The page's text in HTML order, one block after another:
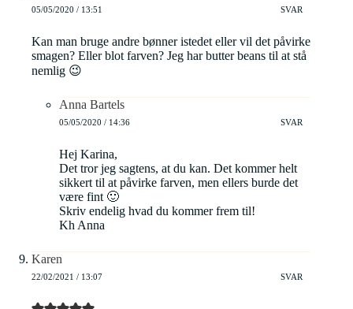
05/05/2020 / 13:51 SVAR
Kan man bruge andre bønner istedet eller vil det påvirke
smagen? Eller blot farven? Jeg har butter beans til at stå
nemlig 😉
Anna Bartels
05/05/2020 / 14:36 SVAR
Hej Karina,
Det tror jeg sagtens, at du kan. Det kommer helt
sikkert til at påvirke farven, men ellers burde det
være fint 🙂
Skriv endelig hvad du kommer frem til!
Kh Anna
Karen
22/02/2021 / 13:07 SVAR